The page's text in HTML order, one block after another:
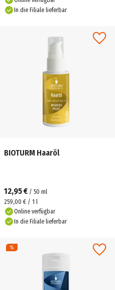
In die Filiale lieferbar
BIOTURM Haaröl
12,95 € / 50 ml
259,00 € / 1 l
Online verfügbar
In die Filiale lieferbar